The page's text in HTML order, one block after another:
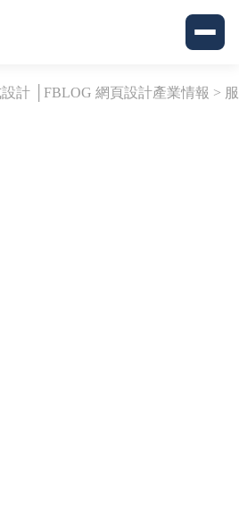
計 │FBLOG 網頁設計產業情報 > 服